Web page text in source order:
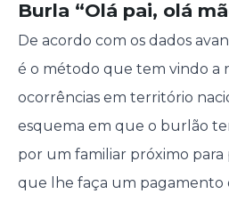
Burla “Olá pai, olá
De acordo com os dados
é o método que tem vindo a
ocorrências em território
esquema em que o burlão
por um familiar próximo para
que lhe faça um pagamento